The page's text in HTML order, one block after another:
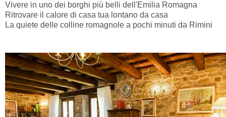
Vivere in uno dei borghi più belli dell'Emilia Romagna
Ritrovare il calore di casa tua lontano da casa
La quiete delle colline romagnole a pochi minuti da Rimini